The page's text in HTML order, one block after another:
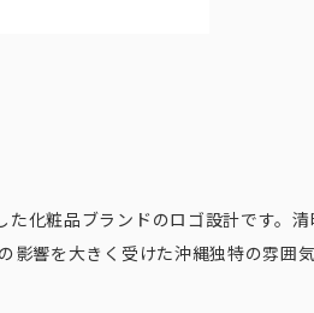
化粧品ブランドのロゴ設計です。
響を大きく受けた沖縄独特の雰囲